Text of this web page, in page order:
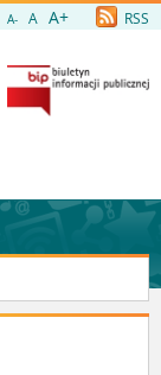
A- A A+ RSS